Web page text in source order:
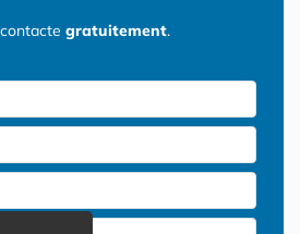
gratuitement.